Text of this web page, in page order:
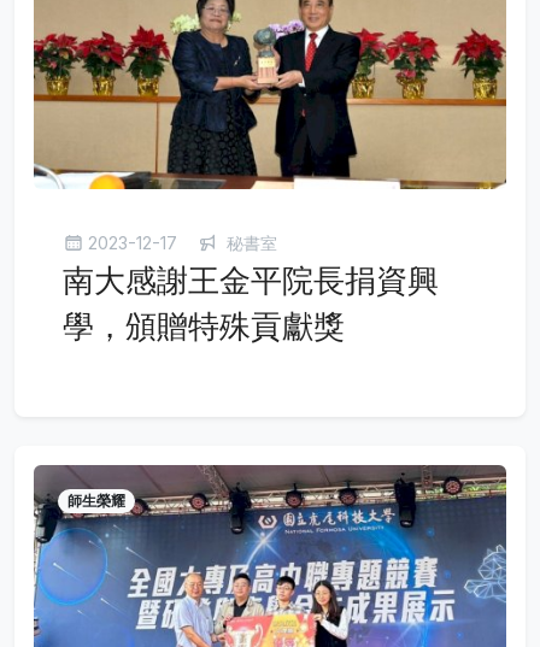
2023-12-17 秘書室
南大感謝王金平院長捐資興
學，頒贈特殊貢獻獎
師生榮耀